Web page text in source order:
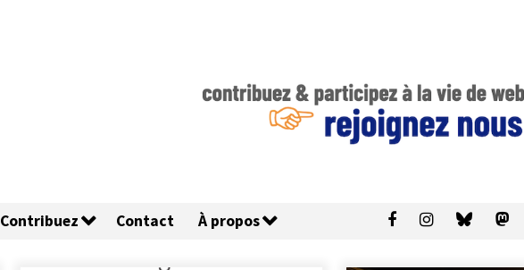
Contribuez Contact À propos